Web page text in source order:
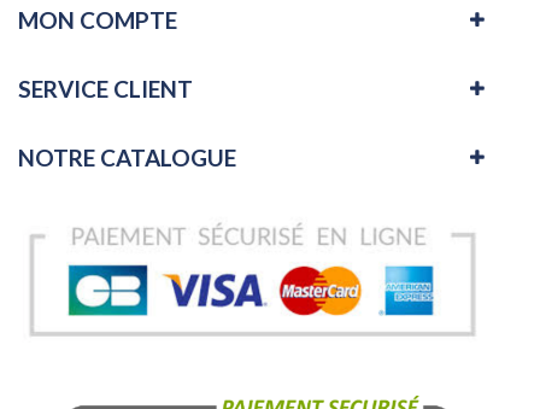
MON COMPTE
SERVICE CLIENT
NOTRE CATALOGUE